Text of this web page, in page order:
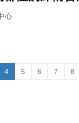
心
4 5 6 7 8